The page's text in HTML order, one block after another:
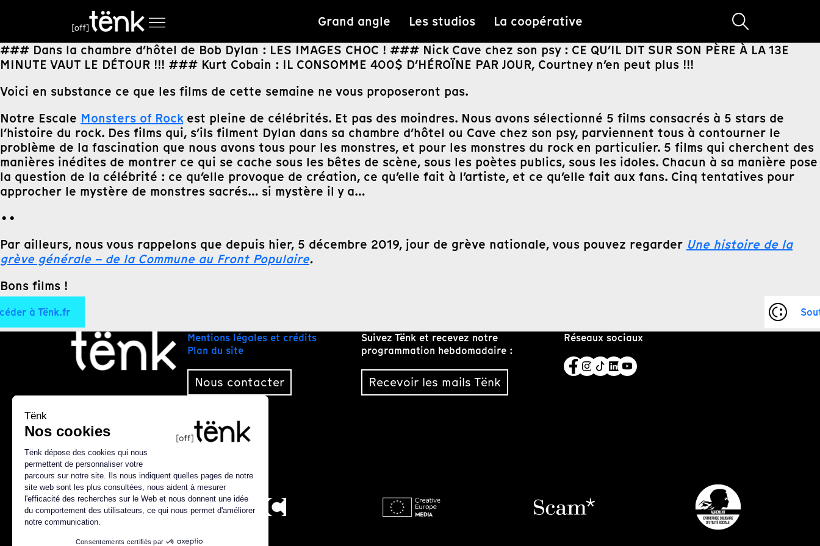
Grand angle Les studios La coopérative
à Tënk.fr
### Dans la chambre d’hôtel de Bob Dylan : LES IMAGES CHOC ! ### Nick Cave chez son psy : CE QU’IL DIT SUR SON PÈRE À LA 13E
MINUTE VAUT LE DÉTOUR !!! ### Kurt Cobain : IL CONSOMME 400$ D’HÉROÏNE PAR JOUR, Courtney n’en peut plus !!!
Voici en substance ce que les films de cette semaine ne vous proposeront pas.
Notre Escale Monsters of Rockest pleine de célébrités. Et pas des moindres. Nous avons sélectionné 5 films consacrés à 5 stars de
l’histoire du rock. Des films qui, s’ils filment Dylan dans sa chambre d’hôtel ou Cave chez son psy, parviennent tous à contourner le
problème de la fascination que nous avons tous pour les monstres, et pour les monstres du rock en particulier. 5 films qui cherchent des
manières inédites de montrer ce qui se cache sous les bêtes de scène, sous les poètes publics, sous les idoles. Chacun à sa manière pose
la question de la célébrité : ce qu’elle provoque de création, ce qu’elle fait à l’artiste, et ce qu’elle fait aux fans. Cinq tentatives pour
approcher le mystère de monstres sacrés… si mystère il y a…
••
Par ailleurs, nous vous rappelons que depuis hier, 5 décembre 2019, jour de grève nationale, vous pouvez regarder Une histoire de la
grève générale – de la Commune au Front Populaire.
Bons films !
Mentions légales et crédits
Plan du site
Nous contacter
Suivez Tënk et recevez notre
programmation hebdomadaire :
Recevoir les mails Tënk
Réseaux sociaux